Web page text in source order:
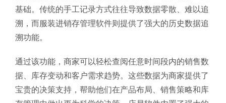
基础。传统的手工记录方式往往导致数据零散、难以追
溯，而服装进销存管理软件则提供了强大的历史数据追
溯功能。
通过该功能，商家可以轻松查阅任意时间段内的销售数
据、库存变动和客户需求趋势。这些数据为商家提供了
宝贵的决策支持，帮助他们在产品布局、销售策略和库